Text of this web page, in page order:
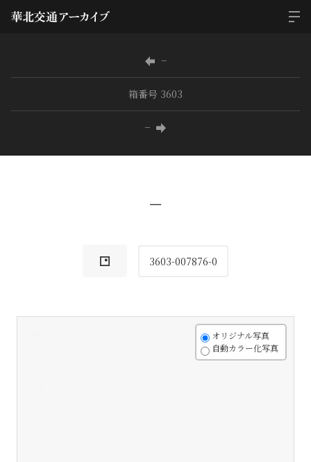
−
箱番号 3603
−
−
3603-007876-0
オリジナル写真
自動カラー化写真